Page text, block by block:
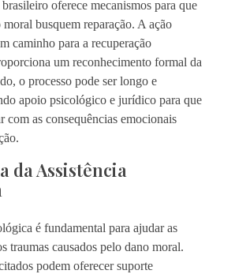
oferece mecanismos para que
busquem reparação. A ação
caminho para a recuperação
um reconhecimento formal da
o processo pode ser longo e
apoio psicológico e jurídico para que
com as consequências emocionais
da Assistência
é fundamental para ajudar as
traumas causados pelo dano moral.
podem oferecer suporte